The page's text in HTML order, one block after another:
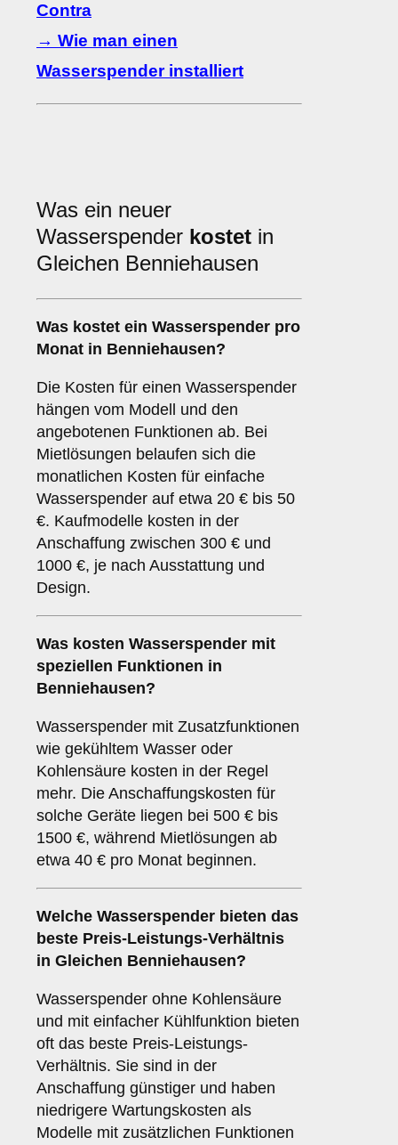
Contra
→ Wie man einen
Wasserspender installiert
Was ein neuer
Wasserspender kostet in
Gleichen Benniehausen
Was kostet ein Wasserspender pro
Monat in Benniehausen?
Die Kosten für einen Wasserspender
hängen vom Modell und den
angebotenen Funktionen ab. Bei
Mietlösungen belaufen sich die
monatlichen Kosten für einfache
Wasserspender auf etwa 20 € bis 50
€. Kaufmodelle kosten in der
Anschaffung zwischen 300 € und
1000 €, je nach Ausstattung und
Design.
Was kosten Wasserspender mit
speziellen Funktionen in
Benniehausen?
Wasserspender mit Zusatzfunktionen
wie gekühltem Wasser oder
Kohlensäure kosten in der Regel
mehr. Die Anschaffungskosten für
solche Geräte liegen bei 500 € bis
1500 €, während Mietlösungen ab
etwa 40 € pro Monat beginnen.
Welche Wasserspender bieten das
beste Preis-Leistungs-Verhältnis
in Gleichen Benniehausen?
Wasserspender ohne Kohlensäure
und mit einfacher Kühlfunktion bieten
oft das beste Preis-Leistungs-
Verhältnis. Sie sind in der
Anschaffung günstiger und haben
niedrigere Wartungskosten als
Modelle mit zusätzlichen Funktionen